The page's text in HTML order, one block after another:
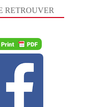
RETROUVER